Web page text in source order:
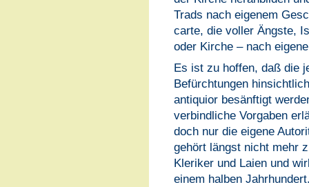
Trads nach eigenem
carte, die voller Ängste,
oder Kirche – nach
Es ist zu hoffen, daß die
Befürchtungen
antiquior besänftigt
verbindliche Vorgaben
doch nur die eigene
gehört längst nicht mehr
Kleriker und Laien und
einem halben